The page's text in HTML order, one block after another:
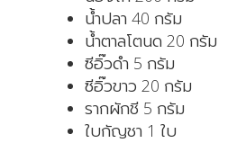
น้ำปลา 40 กรัม
น้ำตาลโตนด 20 กรัม
ซีอิ๊วดำ 5 กรัม
ซีอิ๊วขาว 20 กรัม
รากผักชี 5 กรัม
ใบกัญชา 1 ใบ